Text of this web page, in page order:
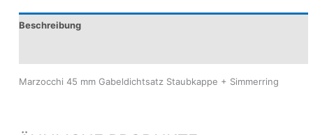
Beschreibung
Marzocchi 45 mm Gabeldichtsatz Staubkappe + Simmerring